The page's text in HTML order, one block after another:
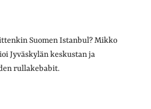
Suomen Istanbul? Mikko
Jyväskylän keskustan ja
rullakebabit.